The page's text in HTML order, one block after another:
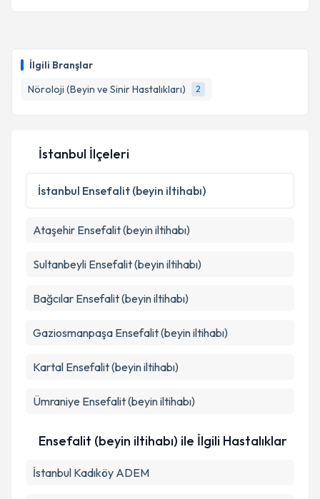
İlgili Branşlar
Nöroloji (Beyin ve Sinir Hastalıkları)
2
İstanbul İlçeleri
İstanbul Ensefalit (beyin iltihabı)
Ataşehir Ensefalit (beyin iltihabı)
Sultanbeyli Ensefalit (beyin iltihabı)
Bağcılar Ensefalit (beyin iltihabı)
Gaziosmanpaşa Ensefalit (beyin iltihabı)
Kartal Ensefalit (beyin iltihabı)
Ümraniye Ensefalit (beyin iltihabı)
Ensefalit (beyin iltihabı) ile İlgili Hastalıklar
İstanbul Kadıköy ADEM